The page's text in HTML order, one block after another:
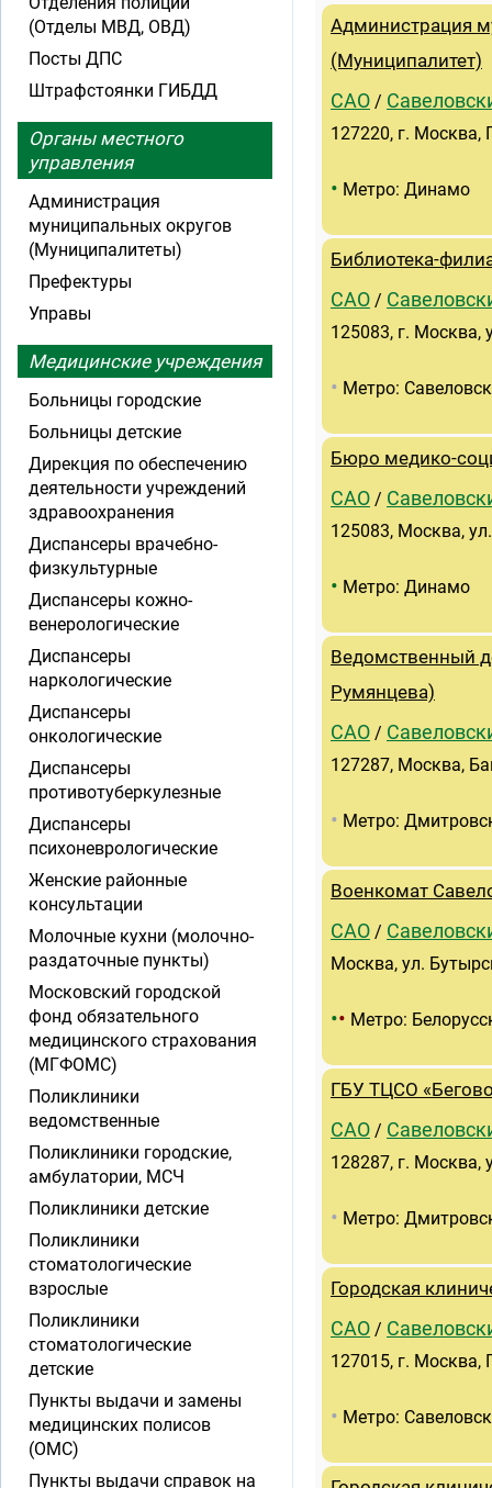
Администрация
(Муниципалитет)
САО /
127220, г. Москва,
• Метро: Динамо
Библиотека-
САО /
125083, г. Москва,
• Метро:
Бюро медико-
САО /
125083, Москва,
• Метро: Динамо
Ведомственный
Румянцева)
САО /
127287, Москва,
• Метро:
Военкомат
САО /
Москва, ул.
•• Метро:
ГБУ ТЦСО
САО /
128287, г. Москва,
• Метро:
Городская
САО /
127015, г. Москва,
• Метро:
(Отделы МВД, ОВД)
Посты ДПС
Штрафстоянки ГИБДД
Органы местного
управления
Администрация
муниципальных округов
(Муниципалитеты)
Префектуры
Управы
Медицинские учреждения
Больницы городские
Больницы детские
Дирекция по обеспечению
деятельности учреждений
здравоохранения
Диспансеры врачебно-
физкультурные
Диспансеры кожно-
венерологические
Диспансеры
наркологические
Диспансеры
онкологические
Диспансеры
противотуберкулезные
Диспансеры
психоневрологические
Женские районные
консультации
Молочные кухни (молочно-
раздаточные пункты)
Московский городской
фонд обязательного
медицинского страхования
(МГФОМС)
Поликлиники
ведомственные
Поликлиники городские,
амбулатории, МСЧ
Поликлиники детские
Поликлиники
стоматологические
взрослые
Поликлиники
стоматологические
детские
Пункты выдачи и замены
медицинских полисов
(ОМС)
Пункты выдачи справок на